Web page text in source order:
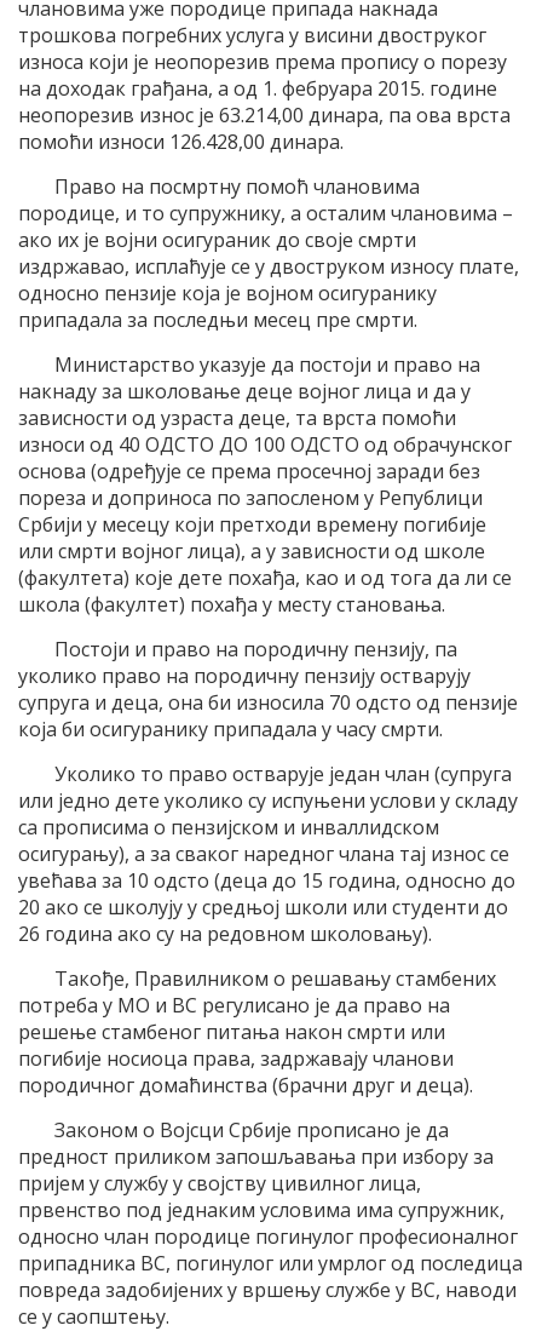
члановима уже породице припада накнада
трошкова погребних услуга у висини двоструког
износа који је неопорезив према пропису о порезу
на доходак грађана, а од 1. фебруара 2015. године
неопорезив износ је 63.214,00 динара, па ова врста
помоћи износи 126.428,00 динара.
Право на посмртну помоћ члановима
породице, и то супружнику, а осталим члановима –
ако их је војни осигураник до своје смрти
издржавао, исплаћује се у двоструком износу плате,
односно пензије која је војном осигуранику
припадала за последњи месец пре смрти.
Министарство указује да постоји и право на
накнаду за школовање деце војног лица и да у
зависности од узраста деце, та врста помоћи
износи од 40 ОДСТО ДО 100 ОДСТО од обрачунског
основа (одређује се према просечној заради без
пореза и доприноса по запосленом у Републици
Србији у месецу који претходи времену погибије
или смрти војног лица), а у зависности од школе
(факултета) које дете похађа, као и од тога да ли се
школа (факултет) похађа у месту становања.
Постоји и право на породичну пензију, па
уколико право на породичну пензију остварују
супруга и деца, она би износила 70 одсто од пензије
која би осигуранику припадала у часу смрти.
Уколико то право остварује један члан (супруга
или једно дете уколико су испуњени услови у складу
са прописима о пензијском и инваллидском
осигурању), а за сваког наредног члана тај износ се
увећава за 10 одсто (деца до 15 година, односно до
20 ако се школују у средњој школи или студенти до
26 година ако су на редовном школовању).
Такође, Правилником о решавању стамбених
потреба у МО и ВС регулисано је да право на
решење стамбеног питања након смрти или
погибије носиоца права, задржавају чланови
породичног домаћинства (брачни друг и деца).
Законом о Војсци Србије прописано је да
предност приликом запошљавања при избору за
пријем у службу у својству цивилног лица,
првенство под једнаким условима има супружник,
односно члан породице погинулог професионалног
припадника ВС, погинулог или умрлог од последица
повреда задобијених у вршењу службе у ВС, наводи
се у саопштењу.